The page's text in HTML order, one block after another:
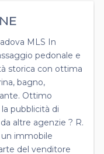
MLS In
pedonale e
storica con ottima
bagno,
Ottimo
pubblicità di
altre agenzie ? R.
immobile
del venditore